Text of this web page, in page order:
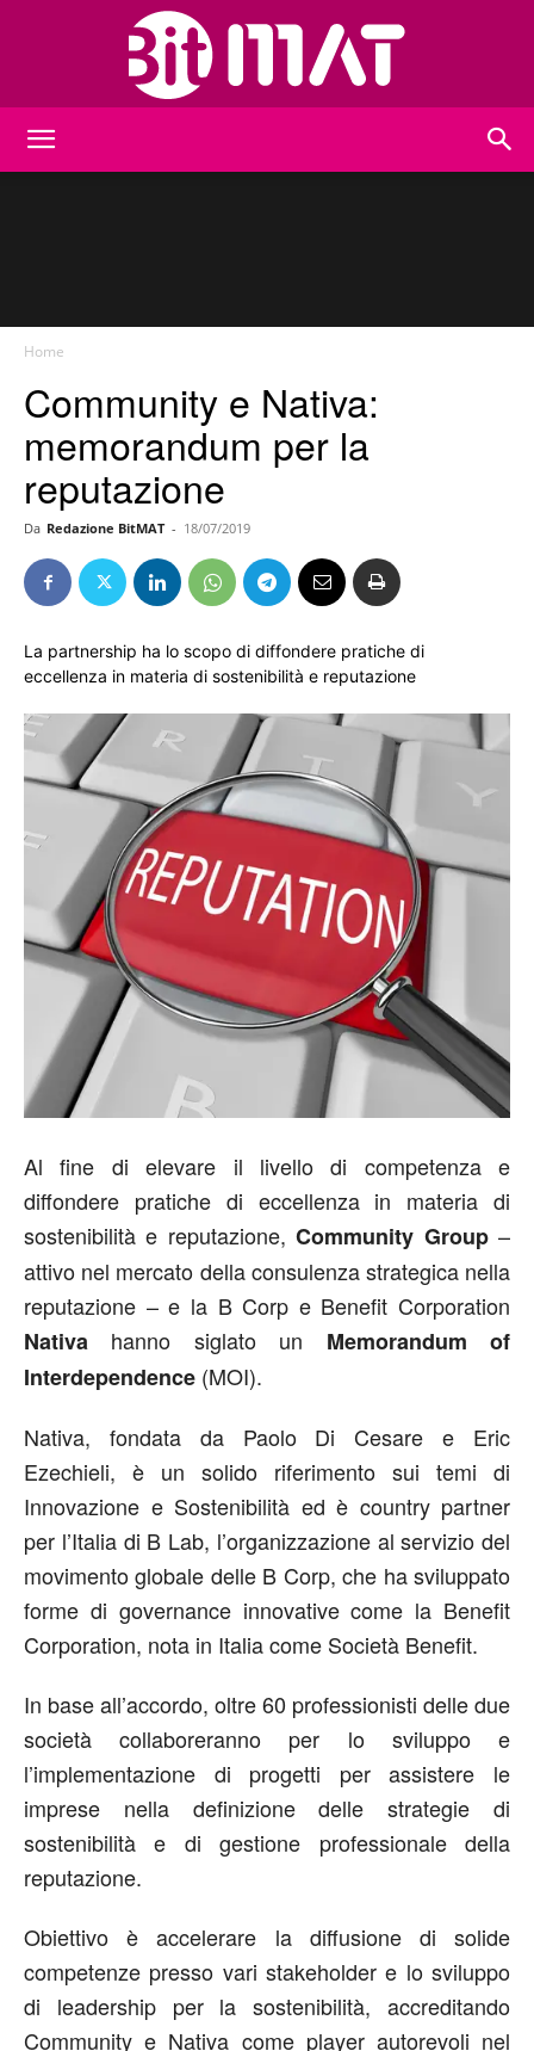
Home
Community e Nativa:
memorandum per la
reputazione
Da Redazione BitMAT - 18/07/2019
La partnership ha lo scopo di diffondere pratiche di
eccellenza in materia di sostenibilità e reputazione
Al fine di elevare il livello di competenza e
diffondere pratiche di eccellenza in materia di
sostenibilità e reputazione,Community Group–
attivo nel mercato della consulenza strategica nella
reputazione – e la B Corp e Benefit Corporation
Nativa hanno siglato un Memorandum of
Interdependence (MOI).
Nativa, fondata da Paolo Di Cesare e Eric
Ezechieli, è un solido riferimento sui temi di
Innovazione e Sostenibilità ed è country partner
per l’Italia di B Lab, l’organizzazione al servizio del
movimento globale delle B Corp, che ha sviluppato
forme di governance innovative come la Benefit
Corporation, nota in Italia come Società Benefit.
In base all’accordo, oltre 60 professionisti delle due
società collaboreranno per lo sviluppo e
l’implementazione di progetti per assistere le
imprese nella definizione delle strategie di
sostenibilità e di gestione professionale della
reputazione.
Obiettivo è accelerare la diffusione di solide
competenze presso vari stakeholder e lo sviluppo
di leadership per la sostenibilità, accreditando
Community e Nativa come player autorevoli nel